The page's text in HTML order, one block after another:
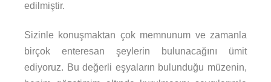
edilmiştir.
Sizinle konuşmaktan çok memnunum ve zamanla
birçok enteresan şeylerin bulunacağını ümit
ediyoruz. Bu değerli eşyaların bulunduğu müzenin,